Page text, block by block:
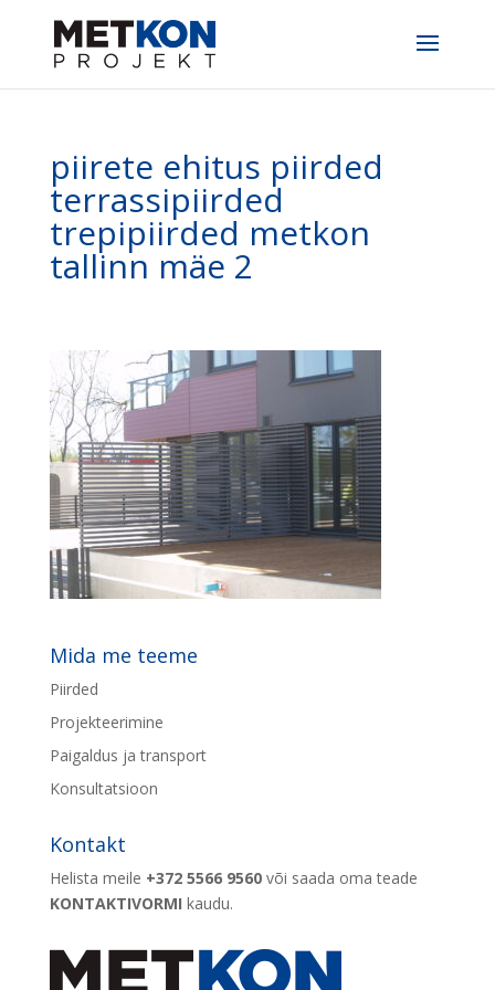
piirete ehitus piirded
terrassipiirded
trepipiirded metkon
tallinn mäe 2
Mida me teeme
Piirded
Projekteerimine
Paigaldus ja transport
Konsultatsioon
Kontakt
Helista meile +372 5566 9560või saada oma teade
KONTAKTIVORMI kaudu.